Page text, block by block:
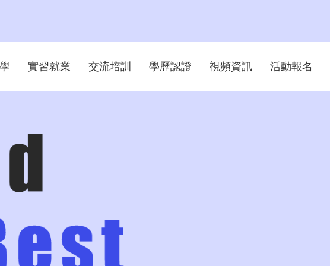
實習就業 交流培訓 學歷認證 視頻資訊 活動報名